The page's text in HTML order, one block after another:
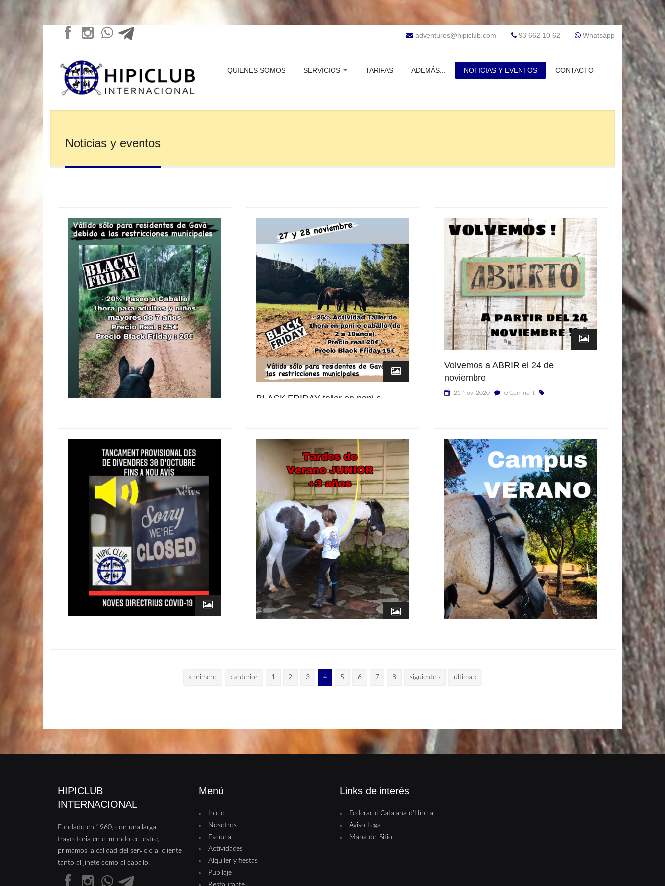
adventures@hipiclub.com 93 662 10 62 Whatsapp
QUIENES SOMOS SERVICIOS TARIFAS ADEMÁS... NOTICIAS Y EVENTOS CONTACTO
Noticias y eventos
BLACK FRIDAY excursión a caballo
0 Comment
BLACK FRIDAY taller en poni o
Volvemos a ABRIR el 24 de
noviembre
21 Nov, 2020 0 Comment
« primero ‹ anterior 1 2 3 4 5 6 7 8 siguiente › última »
HIPICLUB
INTERNACIONAL
Fundado en 1960, con una larga
trayectoria en el mundo ecuestre,
primamos la calidad del servicio al cliente
tanto al jinete como al caballo.
Menú
Inicio
Nosotros
Escuela
Actividades
Alquiler y fiestas
Pupilaje
Restaurante
Links de interés
Federació Catalana d'Hípica
Aviso Legal
Mapa del Sitio